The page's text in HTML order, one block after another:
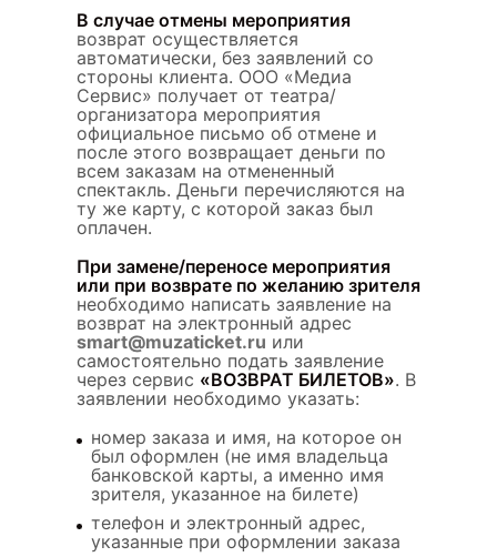
В случае отмены мероприятия
возврат осуществляется
автоматически, без заявлений со
стороны клиента. ООО «Медиа
Сервис» получает от театра/
организатора мероприятия
официальное письмо об отмене и
после этого возвращает деньги по
всем заказам на отмененный
спектакль. Деньги перечисляются на
ту же карту, с которой заказ был
оплачен.
При замене/переносе мероприятия
или при возврате по желанию зрителя
необходимо написать заявление на
возврат на электронный адрес
smart@muzaticket.ru или
самостоятельно подать заявление
через сервис «ВОЗВРАТ БИЛЕТОВ». В
заявлении необходимо указать:
номер заказа и имя, на которое он
был оформлен (не имя владельца
банковской карты, а именно имя
зрителя, указанное на билете)
телефон и электронный адрес,
указанные при оформлении заказа